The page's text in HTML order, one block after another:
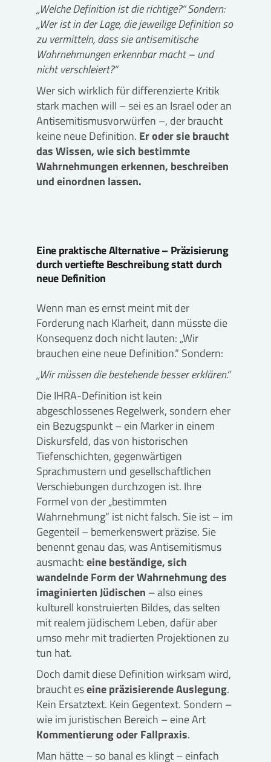
„Welche Definition ist die richtige?“ Sondern:
„Wer ist in der Lage, die jeweilige Definition so
zu vermitteln, dass sie antisemitische
Wahrnehmungen erkennbar macht – und
nicht verschleiert?“
Wer sich wirklich für differenzierte Kritik
stark machen will – sei es an Israel oder an
Antisemitismusvorwürfen –, der braucht
keine neue Definition. Er oder sie braucht
das Wissen, wie sich bestimmte
Wahrnehmungen erkennen, beschreiben
und einordnen lassen.
Eine praktische Alternative – Präzisierung
durch vertiefte Beschreibung statt durch
neue Definition
Wenn man es ernst meint mit der
Forderung nach Klarheit, dann müsste die
Konsequenz doch nicht lauten: „Wir
brauchen eine neue Definition.“ Sondern:
„Wir müssen die bestehende besser erklären.“
Die IHRA-Definition ist kein
abgeschlossenes Regelwerk, sondern eher
ein Bezugspunkt – ein Marker in einem
Diskursfeld, das von historischen
Tiefenschichten, gegenwärtigen
Sprachmustern und gesellschaftlichen
Verschiebungen durchzogen ist. Ihre
Formel von der „bestimmten
Wahrnehmung“ ist nicht falsch. Sie ist – im
Gegenteil – bemerkenswert präzise. Sie
benennt genau das, was Antisemitismus
ausmacht:eine beständige, sich
wandelnde Form der Wahrnehmung des
imaginierten Jüdischen – also eines
kulturell konstruierten Bildes, das selten
mit realem jüdischem Leben, dafür aber
umso mehr mit tradierten Projektionen zu
tun hat.
Doch damit diese Definition wirksam wird,
braucht eseine präzisierende Auslegung.
Kein Ersatztext. Kein Gegentext. Sondern –
wie im juristischen Bereich – eine Art
Kommentierung oder Fallpraxis.
Man hätte – so banal es klingt – einfach